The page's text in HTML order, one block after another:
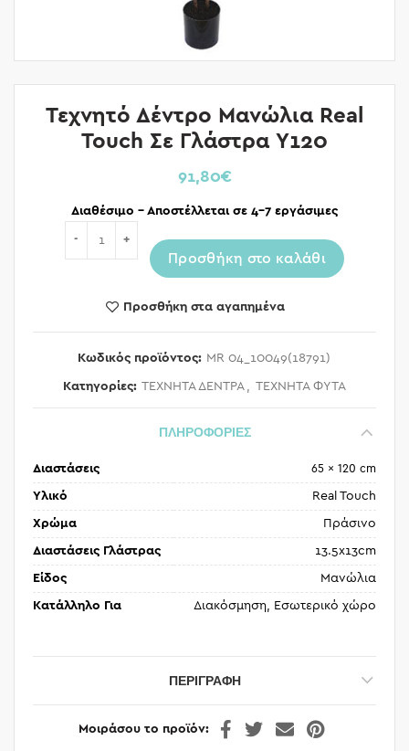
Τεχνητό Δέντρο Μανώλια Real
Touch Σε Γλάστρα Y120
91,80€
Διαθέσιμο – Αποστέλλεται σε 4-7 εργάσιμες
Προσθήκη στο καλάθι
Προσθήκη στα αγαπημένα
Κωδικός προϊόντος: MR 04_10049(18791)
Κατηγορίες: ΤΕΧΝΗΤΑ ΔΕΝΤΡΑ , ΤΕΧΝΗΤΑ ΦΥΤΑ
ΠΛΗΡΟΦΟΡΙΕΣ
Διαστάσεις 65 × 120 cm
Υλικό Real Touch
Χρώμα Πράσινο
Διαστάσεις Γλάστρας 13.5x13cm
Είδος Μανώλια
Κατάλληλο Για Διακόσμηση, Εσωτερικό χώρο
ΠΕΡΙΓΡΑΦΉ
Μοιράσου το προϊόν